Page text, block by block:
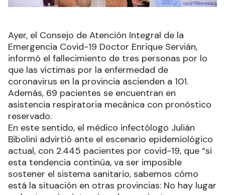
Ayer, el Consejo de Atención Integral de la
Emergencia Covid-19 Doctor Enrique Servián,
informó el fallecimiento de tres personas por lo
que las víctimas por la enfermedad de
coronavirus en la provincia ascienden a 101.
Además, 69 pacientes se encuentran en
asistencia respiratoria mecánica con pronóstico
reservado.
En este sentido, el médico infectólogo Julián
Bibolini advirtió ante el escenario epidemiológico
actual, con 2.445 pacientes por covid-19, que “si
esta tendencia continúa, va ser imposible
sostener el sistema sanitario, sabemos cómo
está la situación en otras provincias: No hay lugar